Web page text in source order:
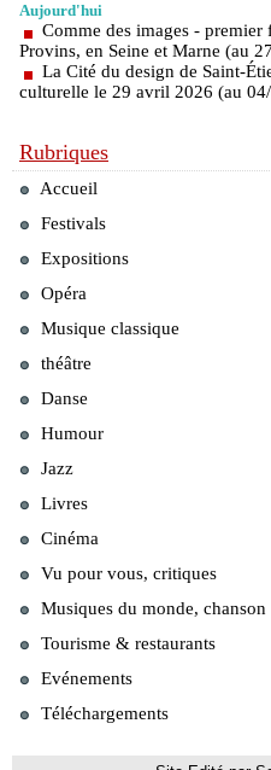
Aujourd'hui
Comme des images -
Provins, en Seine et Marne (au
La Cité du design de Saint-
culturelle le 29 avril 2026 (au
Rubriques
Accueil
Festivals
Expositions
Opéra
Musique classique
théâtre
Danse
Humour
Jazz
Livres
Cinéma
Vu pour vous, critiques
Musiques du monde, chanson
Tourisme & restaurants
Evénements
Téléchargements